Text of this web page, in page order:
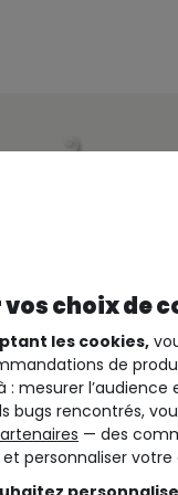
ans
vos choix de
les cookies,
de
: mesurer
bugs rencontrés,
— des
et personnaliser votre